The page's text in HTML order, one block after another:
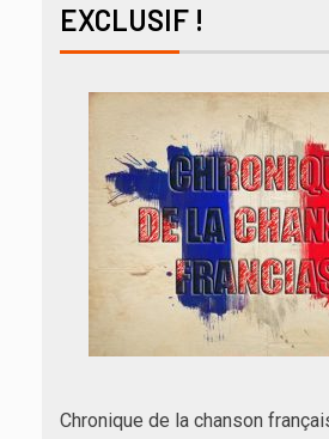
EXCLUSIF !
Chronique de la chanson